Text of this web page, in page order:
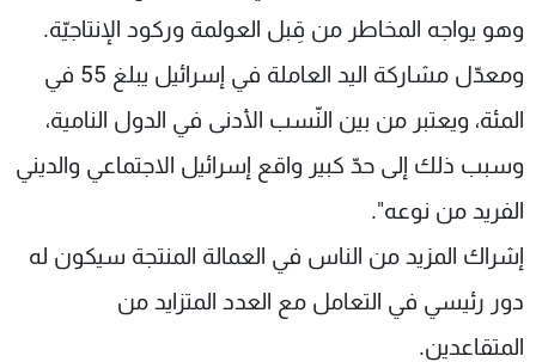
وهو يواجه المخاطر من قِبل العولمة وركود الإنتاجيّة.
ومعدّل مشاركة اليد العاملة في إسرائيل يبلغ 55 في
المئة، ويعتبر من بين النّسب الأدنى في الدول النامية،
وسبب ذلك إلى حدّ كبير واقع إسرائيل الاجتماعي والديني
الفريد من نوعه".
إشراك المزيد من الناس في العمالة المنتجة سيكون له
دور رئيسي في التعامل مع العدد المتزايد من
المتقاعدين.